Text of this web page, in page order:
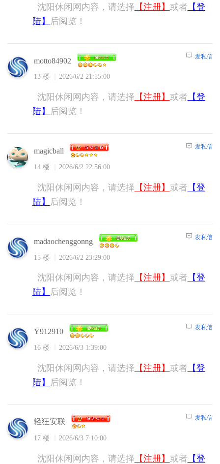
沈阳休闲网内容，请选择 【注册】 或者 【登
陆】
后阅览！
motto84902
13 楼 2026/6/2 21:55:00
发私信
沈阳休闲网内容，请选择 【注册】 或者 【登
陆】
后阅览！
magicball
14 楼 2026/6/2 22:56:00
发私信
沈阳休闲网内容，请选择 【注册】 或者 【登
陆】
后阅览！
madaochenggonng
15 楼 2026/6/2 23:29:00
发私信
沈阳休闲网内容，请选择 【注册】 或者 【登
陆】
后阅览！
Y912910
16 楼 2026/6/3 1:39:00
发私信
沈阳休闲网内容，请选择 【注册】 或者 【登
陆】
后阅览！
轻狂安联
17 楼 2026/6/3 7:10:00
发私信
沈阳休闲网内容，请选择 【注册】 或者 【登